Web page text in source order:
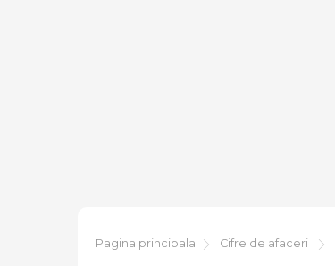
Pagina principala Cifre de afaceri